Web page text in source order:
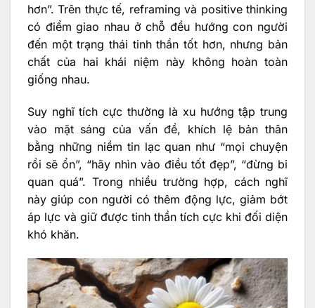
hơn”. Trên thực tế, reframing và positive thinking
có điểm giao nhau ở chỗ đều hướng con người
đến một trạng thái tinh thần tốt hơn, nhưng bản
chất của hai khái niệm này không hoàn toàn
giống nhau.
Suy nghĩ tích cực thường là xu hướng tập trung
vào mặt sáng của vấn đề, khích lệ bản thân
bằng những niềm tin lạc quan như “mọi chuyện
rồi sẽ ổn”, “hãy nhìn vào điều tốt đẹp”, “đừng bi
quan quá”. Trong nhiều trường hợp, cách nghĩ
này giúp con người có thêm động lực, giảm bớt
áp lực và giữ được tinh thần tích cực khi đối diện
khó khăn.